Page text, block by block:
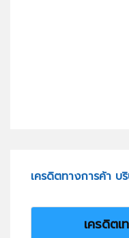
เครดิตทางการค้า
เครดิตเ